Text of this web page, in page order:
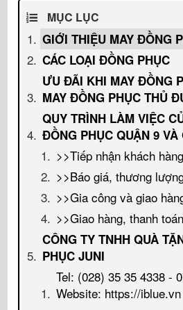
MỤC LỤC
GIỚI THIỆU MAY ĐỒNG
CÁC LOẠI ĐỒNG PHỤC
ƯU ĐÃI KHI MAY ĐỒNG
MAY ĐỒNG PHỤC THỦ
QUY TRÌNH LÀM VIỆC
ĐỒNG PHỤC QUẬN 9
>>Tiếp nhận khách
>>Báo giá, thương
>>Gia công và giao
>>Giao hàng, thanh
CÔNG TY TNHH QUÀ
PHỤC JUNI
Tel: (028) 35 35 4338 -
Website: https://iblue.vn